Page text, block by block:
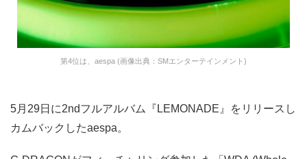
第4位は、aespa (画像出典：SMエンターテインメント)
5月29日に2ndフルアルバム『LEMONADE』をリリースし
カムバックしたaespa。